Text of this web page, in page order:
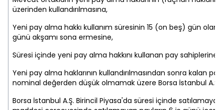
üzerinden kullandırılmasına,
Yeni pay alma hakkı kullanım süresinin 15 (on beş) gün
günü akşamı sona ermesine,
Süresi içinde yeni pay alma hakkını kullanan pay sahiplerine,
Yeni pay alma haklarının kullandırılmasından sonra kalan
nominal değerden düşük olmamak üzere Borsa İstanbul
Borsa İstanbul A.Ş. Birincil Piyasa'da süresi içinde